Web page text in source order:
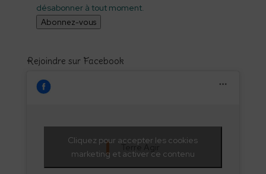
désabonner à tout moment.
Abonnez-vous
Rejoindre sur Facebook
Terre Agir
Cliquez pour accepter les cookies
marketing et activer ce contenu